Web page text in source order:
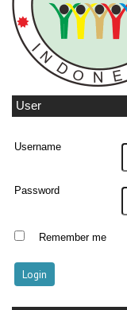
User
Username
Password
Remember me